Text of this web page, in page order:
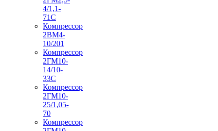
4/1,1-
71С
Компрессор
2ВМ4-
10/201
Компрессор
2ГМ10-
14/10-
33С
Компрессор
2ГМ10-
25/1,05-
70
Компрессор